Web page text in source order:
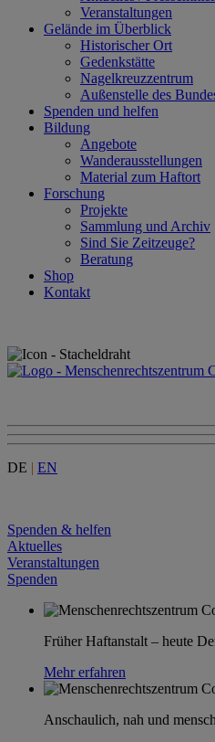
Veranstaltungen
Gelände im Überblick
Historischer Ort
Gedenkstätte
Nagelkreuzzentrum
Außenstelle des
Spenden und helfen
Bildung
Angebote
Wanderausstellungen
Material zum Haftort
Forschung
Projekte
Sammlung und Archiv
Sind Sie Zeitzeuge?
Beratung
Shop
Kontakt
DE | EN
Spenden & helfen
Aktuelles
Veranstaltungen
Spenden
Früher Haftanstalt – heute
Mehr erfahren
Anschaulich, nah und